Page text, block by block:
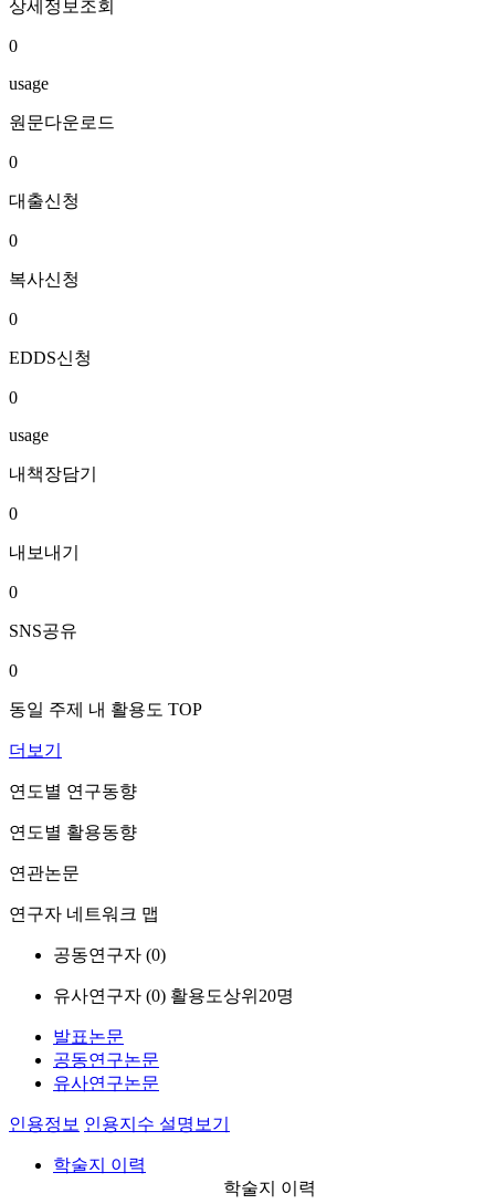
상세정보조회
0
usage
원문다운로드
0
대출신청
0
복사신청
0
EDDS신청
0
usage
내책장담기
0
내보내기
0
SNS공유
0
동일 주제 내 활용도 TOP
더보기
연도별 연구동향
연도별 활용동향
연관논문
연구자 네트워크 맵
공동연구자 (0)
유사연구자 (0) 활용도상위20명
발표논문
공동연구논문
유사연구논문
인용정보 인용지수 설명보기
학술지 이력
학술지 이력